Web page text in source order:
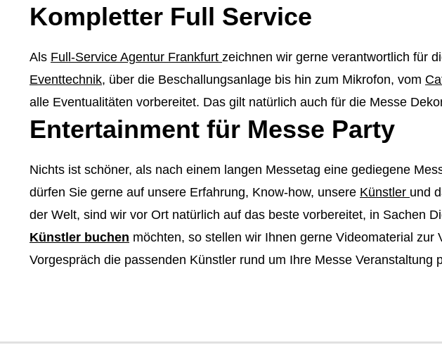
Kompletter Full Service
Als Full-Service Agentur Frankfurt zeichnen wir gerne verantwortlich für
Eventtechnik, über die Beschallungsanlage bis hin zum Mikrofon, vom
alle Eventualitäten vorbereitet. Das gilt natürlich auch für die Messe
Entertainment für Messe Party
Nichts ist schöner, als nach einem langen Messetag eine gediegene
dürfen Sie gerne auf unsere Erfahrung, Know-how, unsere Künstler und
der Welt, sind wir vor Ort natürlich auf das beste vorbereitet, in Sachen
Künstler buchen möchten, so stellen wir Ihnen gerne Videomaterial
Vorgespräch die passenden Künstler rund um Ihre Messe Veranstaltung